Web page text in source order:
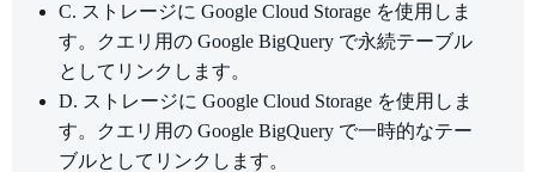
C. ストレージに Google Cloud Storage を使用しま
す。クエリ用の Google BigQuery で永続テーブル
としてリンクします。
D. ストレージに Google Cloud Storage を使用しま
す。クエリ用の Google BigQuery で一時的なテー
ブルとしてリンクします。